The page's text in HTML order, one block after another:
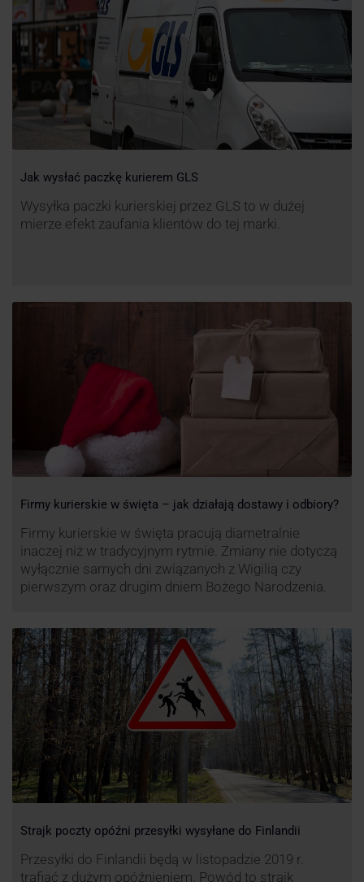
Jak wysłać paczkę kurierem GLS
Wysyłka paczki kurierskiej przez GLS to w dużej
mierze efekt zaufania klientów do tej marki.
Firmy kurierskie w święta – jak działają dostawy i odbiory?
Firmy kurierskie w święta pracują diametralnie
inaczej niż w tradycyjnym rytmie. Zmiany nie dotyczą
wyłącznie samych dni związanych z Wigilią czy
pierwszym oraz drugim dniem Bożego Narodzenia.
Strajk poczty opóźni przesyłki wysyłane do Finlandii
Przesyłki do Finlandii będą w listopadzie 2019 r.
trafiać z dużym opóźnieniem. Powód to strajk